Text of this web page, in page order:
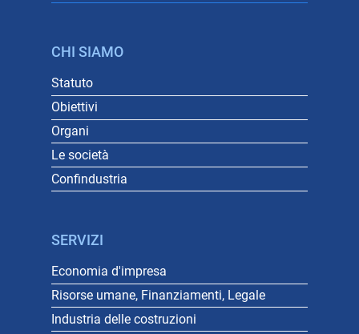
CHI SIAMO
Statuto
Obiettivi
Organi
Le società
Confindustria
SERVIZI
Economia d'impresa
Risorse umane, Finanziamenti, Legale
Industria delle costruzioni